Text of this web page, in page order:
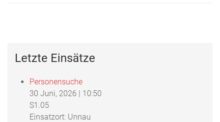
Letzte Einsätze
Personensuche
30 Juni, 2026 | 10:50
S1.05
Einsatzort: Unnau